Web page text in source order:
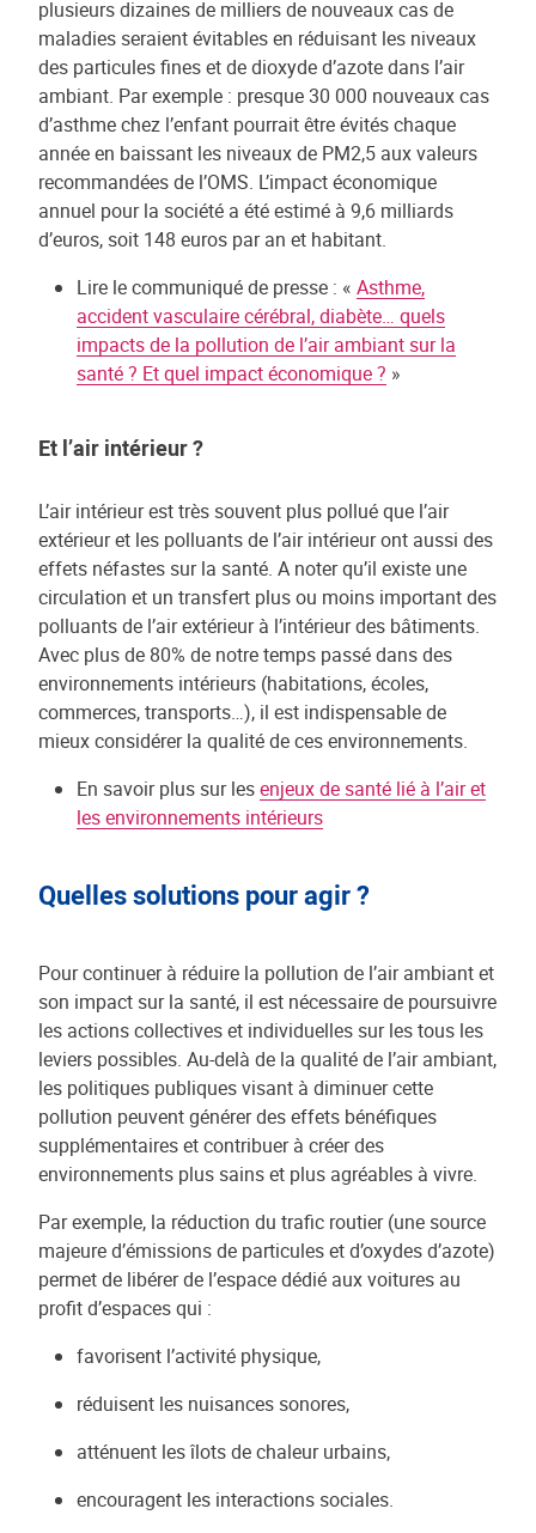
plusieurs dizaines de milliers de nouveaux cas de
maladies seraient évitables en réduisant les niveaux
des particules fines et de dioxyde d’azote dans l’air
ambiant. Par exemple : presque 30 000 nouveaux cas
d’asthme chez l’enfant pourrait être évités chaque
année en baissant les niveaux de PM2,5 aux valeurs
recommandées de l’OMS. L’impact économique
annuel pour la société a été estimé à 9,6 milliards
d’euros, soit 148 euros par an et habitant.
Lire le communiqué de presse : « Asthme,
accident vasculaire cérébral, diabète… quels
impacts de la pollution de l’air ambiant sur la
santé ? Et quel impact économique ? »
Et l’air intérieur ?
L’air intérieur est très souvent plus pollué que l’air
extérieur et les polluants de l’air intérieur ont aussi des
effets néfastes sur la santé. A noter qu’il existe une
circulation et un transfert plus ou moins important des
polluants de l’air extérieur à l’intérieur des bâtiments.
Avec plus de 80% de notre temps passé dans des
environnements intérieurs (habitations, écoles,
commerces, transports…), il est indispensable de
mieux considérer la qualité de ces environnements.
En savoir plus sur lesenjeux de santé lié à l’air et
les environnements intérieurs
Quelles solutions pour agir ?
Pour continuer à réduire la pollution de l’air ambiant et
son impact sur la santé, il est nécessaire de poursuivre
les actions collectives et individuelles sur les tous les
leviers possibles. Au-delà de la qualité de l’air ambiant,
les politiques publiques visant à diminuer cette
pollution peuvent générer des effets bénéfiques
supplémentaires et contribuer à créer des
environnements plus sains et plus agréables à vivre.
Par exemple, la réduction du trafic routier (une source
majeure d’émissions de particules et d’oxydes d’azote)
permet de libérer de l’espace dédié aux voitures au
profit d’espaces qui :
favorisent l’activité physique,
réduisent les nuisances sonores,
atténuent les îlots de chaleur urbains,
encouragent les interactions sociales.